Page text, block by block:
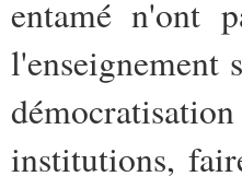
entamé n'ont
institutions,